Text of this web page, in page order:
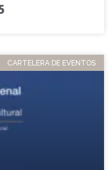
CARTELERA DE EVENTOS